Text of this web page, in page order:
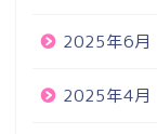
2025年6月
2025年4月